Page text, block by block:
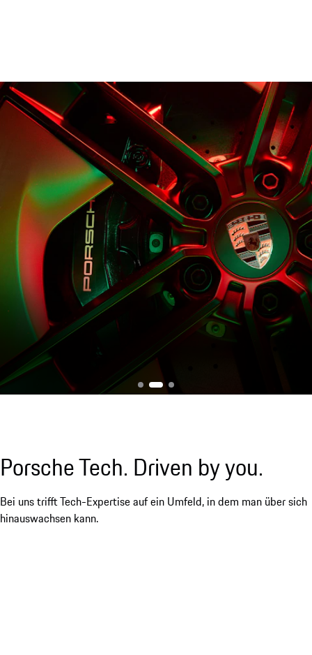
Porsche Tech. Driven by you.
Bei uns trifft Tech-Expertise auf ein Umfeld, in dem man über sich
hinauswachsen kann.